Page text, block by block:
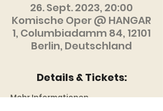
26. Sept. 2023, 20:00
Komische Oper @ HANGAR
1, Columbiadamm 84, 12101
Berlin, Deutschland
Details & Tickets:
Mehr Informationen